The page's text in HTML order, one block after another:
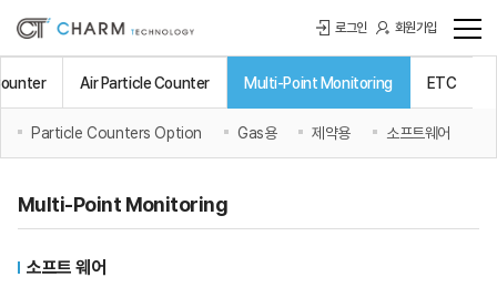
로그인 회원가입
Air Particle Counter Multi-Point Monitoring ETC
Particle Counters Option Gas용 제약용 소프트웨어
Multi-Point Monitoring
소프트 웨어